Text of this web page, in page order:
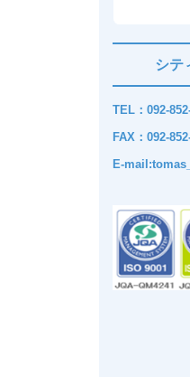
シテ
TEL：092-
FAX：092-
E-